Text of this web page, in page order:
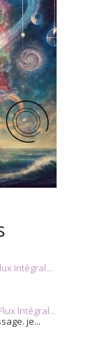
Intégral...
Intégral...
je...